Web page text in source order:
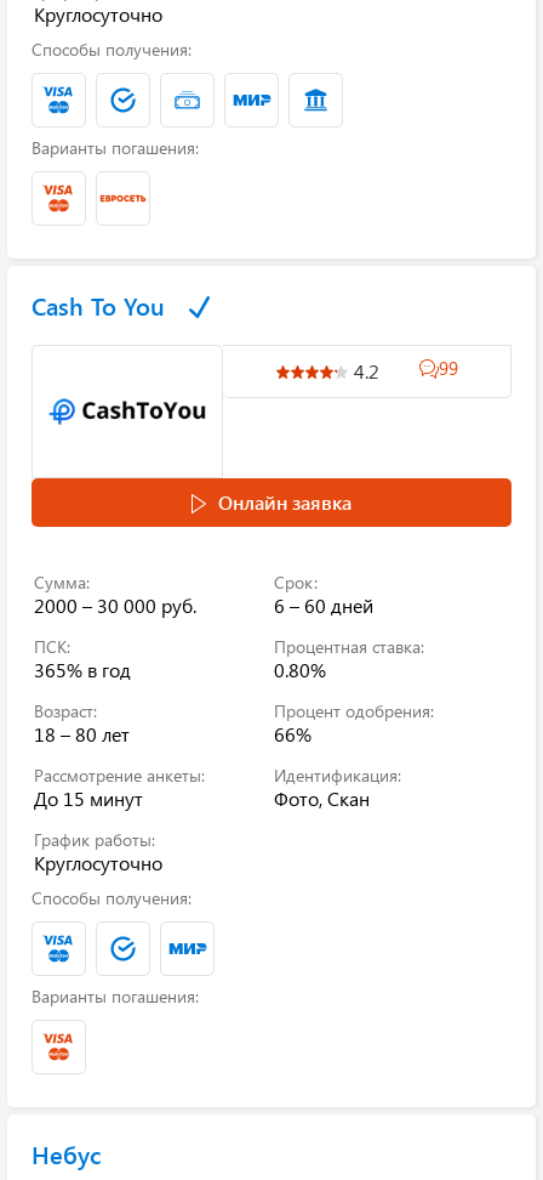
Круглосуточно
Способы получения:
Варианты погашения:
Cash To You
4.2 99
Онлайн заявка
Сумма:
2000 – 30 000 руб.
Срок:
6 – 60 дней
ПСК:
365% в год
Процентная ставка:
0.80%
Возраст:
18 – 80 лет
Процент одобрения:
66%
Рассмотрение анкеты:
До 15 минут
Идентификация:
Фото, Скан
График работы:
Круглосуточно
Способы получения:
Варианты погашения:
Небус